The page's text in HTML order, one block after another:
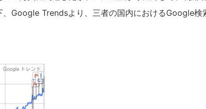
Google Trendsより、三者の国内におけるGoogle検